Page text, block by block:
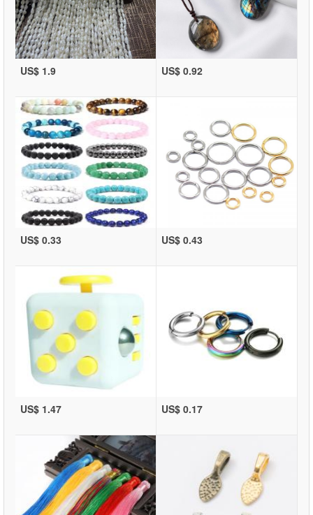
US$ 1.9 US$ 0.92
US$ 0.33 US$ 0.43
US$ 1.47 US$ 0.17